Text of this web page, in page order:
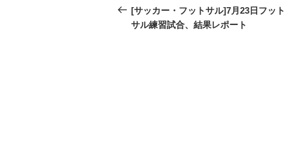
稿
ナ
去
の
[サッカー・フットサル]7月23日フット
サル練習試合、結果レポート